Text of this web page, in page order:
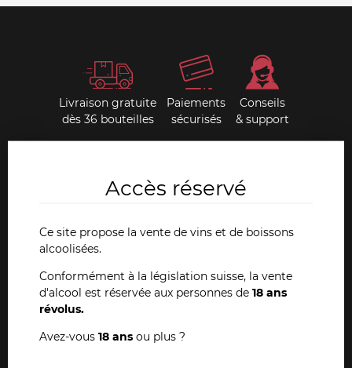
Livraison gratuite
dès 36 bouteilles
Paiements
sécurisés
Conseils
& support
Nos livres anciens
Cette collection extraordinaire est en vente sur notre site
Fonds et Neuchâtel.
Accès réservé
Ce site propose la vente de vins et de boissons
alcoolisées.
Conformément à la législation suisse, la vente
d'alcool est réservée aux personnes de 18 ans
révolus.
Avez-vous 18 ans ou plus ?